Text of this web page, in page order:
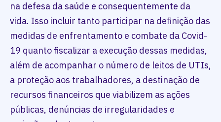
na defesa da saúde e consequentemente da
vida. Isso incluir tanto participar na definição das
medidas de enfrentamento e combate da Covid-
19 quanto fiscalizar a execução dessas medidas,
além de acompanhar o número de leitos de UTIs,
a proteção aos trabalhadores, a destinação de
recursos financeiros que viabilizem as ações
públicas, denúncias de irregularidades e